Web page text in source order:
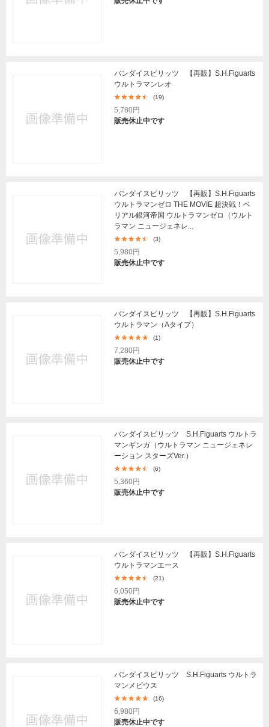
バンダイスピリッツ 【再販】S.H.Figuarts
ウルトラマンレオ
(19)
5,780円
販売休止中です
バンダイスピリッツ 【再販】S.H.Figuarts
ウルトラマンゼロ THE MOVIE 超決戦！ベ
リアル銀河帝国 ウルトラマンゼロ（ウルト
ラマン ニュージェネレ...
(3)
5,980円
販売休止中です
バンダイスピリッツ 【再販】S.H.Figuarts
ウルトラマン（Aタイプ）
(1)
7,280円
販売休止中です
バンダイスピリッツ S.H.Figuarts ウルトラ
マンギンガ（ウルトラマン ニュージェネレ
ーション スターズVer.）
(6)
5,360円
販売休止中です
バンダイスピリッツ 【再販】S.H.Figuarts
ウルトラマンエース
(21)
6,050円
販売休止中です
バンダイスピリッツ S.H.Figuarts ウルトラ
マンメビウス
(16)
6,980円
販売休止中です